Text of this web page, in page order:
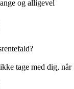
og alligevel
tage med dig, når